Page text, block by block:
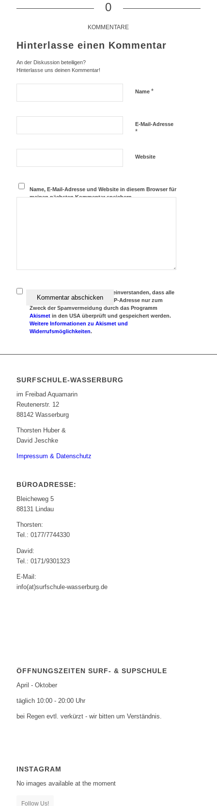
0
KOMMENTARE
Hinterlasse einen Kommentar
An der Diskussion beteiligen?
Hinterlasse uns deinen Kommentar!
Name *
E-Mail-Adresse
*
Website
Name, E-Mail-Adresse und Website in diesem Browser für
meinen nächsten Kommentar speichern.
Ich erkläre mich damit einverstanden, dass alle
eingegebenen Daten und meine IP-Adresse nur zum
Zweck der Spamvermeidung durch das Programm
Akismet in den USA überprüft und gespeichert werden.
Weitere Informationen zu Akismet und
Widerrufsmöglichkeiten.
SURFSCHULE-WASSERBURG
im Freibad Aquamarin
Reutenerstr. 12
88142 Wasserburg
Thorsten Huber &
David Jeschke
Impressum & Datenschutz
BÜROADRESSE:
Bleicheweg 5
88131 Lindau
Thorsten:
Tel.: 0177/7744330
David:
Tel.: 0171/9301323
E-Mail:
info(at)surfschule-wasserburg.de
ÖFFNUNGSZEITEN SURF- & SUPSCHULE
April - Oktober
täglich 10:00 - 20:00 Uhr
bei Regen evtl. verkürzt - wir bitten um Verständnis.
INSTAGRAM
No images available at the moment
Follow Us!